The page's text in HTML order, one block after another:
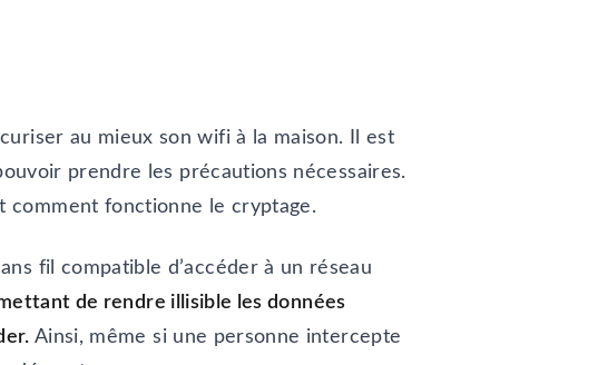
au mieux son wifi à la maison. Il est
prendre les précautions nécessaires.
comment fonctionne le cryptage.
fil compatible d’accéder à un réseau
de rendre illisible les données
Ainsi, même si une personne intercepte